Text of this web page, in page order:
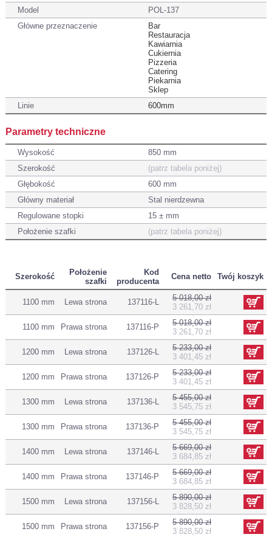
Model
POL-137
Główne przeznaczenie
Bar
Restauracja
Kawiarnia
Cukiernia
Pizzeria
Catering
Piekarnia
Sklep
Linie
600mm
Parametry techniczne
Wysokość
850 mm
Szerokość
(patrz tabela poniżej)
Głębokość
600 mm
Główny materiał
Stal nierdzewna
Regulowane stopki
15 ± mm
Położenie szafki
(patrz tabela poniżej)
Szerokość
Położenie
szafki
Kod
producenta
Cena netto Twój koszyk
1100 mm Lewa strona 137116-L
5 018,00 zł
3 261,70 zł
1100 mm Prawa strona 137116-P
5 018,00 zł
3 261,70 zł
1200 mm Lewa strona 137126-L
5 233,00 zł
3 401,45 zł
1200 mm Prawa strona 137126-P
5 233,00 zł
3 401,45 zł
1300 mm Lewa strona 137136-L
5 455,00 zł
3 545,75 zł
1300 mm Prawa strona 137136-P
5 455,00 zł
3 545,75 zł
1400 mm Lewa strona 137146-L
5 669,00 zł
3 684,85 zł
1400 mm Prawa strona 137146-P
5 669,00 zł
3 684,85 zł
1500 mm Lewa strona 137156-L
5 890,00 zł
3 828,50 zł
1500 mm Prawa strona 137156-P
5 890,00 zł
3 828,50 zł